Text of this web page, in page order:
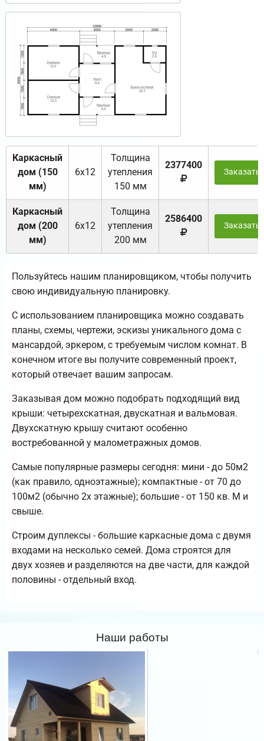
Каркасный
дом (150
мм)
6х12
Толщина
утепления
150 мм
2377400
Заказать
Каркасный
дом (200
мм)
6х12
Толщина
утепления
200 мм
2586400
Заказать
Пользуйтесь нашим планировщиком, чтобы получить
свою индивидуальную планировку.
С использованием планировщика можно создавать
планы, схемы, чертежи, эскизы уникального дома с
мансардой, эркером, с требуемым числом комнат. В
конечном итоге вы получите современный проект,
который отвечает вашим запросам.
Заказывая дом можно подобрать подходящий вид
крыши: четырехскатная, двускатная и вальмовая.
Двухскатную крышу считают особенно
востребованной у малометражных домов.
Самые популярные размеры сегодня: мини - до 50м2
(как правило, одноэтажные); компактные - от 70 до
100м2 (обычно 2х этажные); большие - от 150 кв. М и
свыше.
Строим дуплексы - большие каркасные дома с двумя
входами на несколько семей. Дома строятся для
двух хозяев и разделяются на две части, для каждой
половины - отдельный вход.
Наши работы